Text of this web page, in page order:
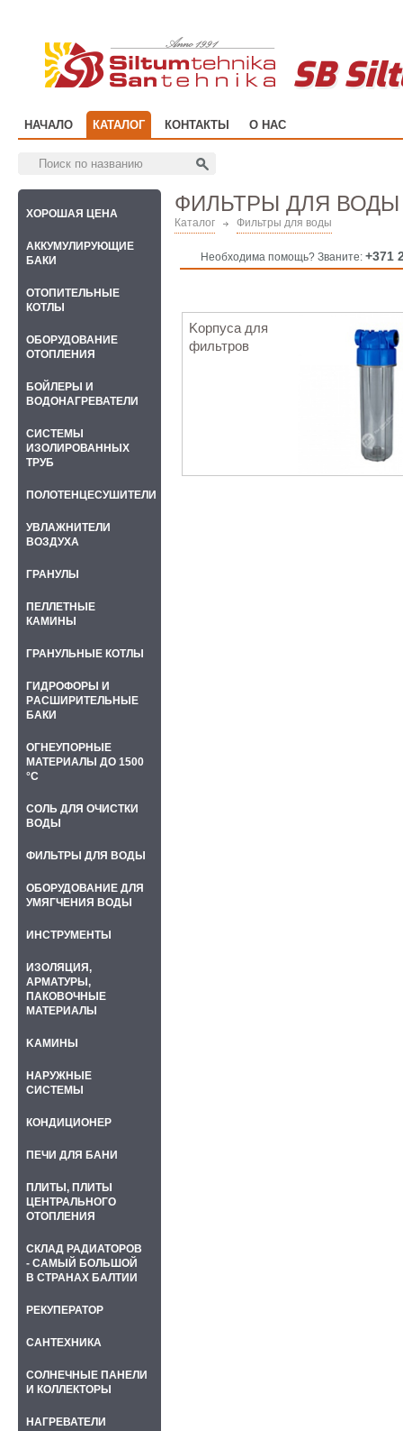
SB
НАЧАЛО КАТАЛОГ КОНТАКТЫ О НАС
ФИЛЬТРЫ ДЛЯ ВОДЫ
Каталог Фильтры для воды
Необходима помощь? Званите: +371
Kорпуса для
фильтров
ХОРОШАЯ ЦЕНА
АККУМУЛИРУЮЩИЕ
БАКИ
OТОПИТЕЛЬНЫЕ
КОТЛЫ
ОБОРУДОВАНИЕ
ОТОПЛЕНИЯ
БОЙЛЕРЫ И
ВОДОНАГРЕВАТЕЛИ
СИСТЕМЫ
ИЗОЛИРОВАННЫХ
ТРУБ
ПОЛОТЕНЦЕСУШИТЕЛИ
УВЛАЖНИТЕЛИ
ВОЗДУХА
ГРАНУЛЫ
ПЕЛЛЕТНЫЕ
КАМИНЫ
ГРАНУЛЬНЫЕ КОТЛЫ
ГИДРОФОРЫ И
PАСШИРИТЕЛЬНЫЕ
БАКИ
ОГНЕУПОРНЫЕ
МАТЕРИАЛЫ ДО 1500
°C
СОЛЬ ДЛЯ ОЧИСТКИ
ВОДЫ
ФИЛЬТРЫ ДЛЯ ВОДЫ
ОБОРУДОВАНИЕ ДЛЯ
УМЯГЧЕНИЯ ВОДЫ
ИНСТРУМЕНТЫ
ИЗОЛЯЦИЯ,
АРМАТУРЫ,
ПАКОВОЧНЫЕ
МАТЕРИАЛЫ
KАМИНЫ
НАРУЖНЫЕ
СИСТЕМЫ
КОНДИЦИОНЕР
ПЕЧИ ДЛЯ БАНИ
ПЛИТЫ, ПЛИТЫ
ЦЕНТРАЛЬНОГО
ОТОПЛЕНИЯ
СКЛАД РАДИАТОРОВ
- САМЫЙ БОЛЬШОЙ
В СТРАНАХ БАЛТИИ
РЕКУПЕРАТОР
САНТЕХНИКА
СОЛНЕЧНЫЕ ПАНЕЛИ
И КОЛЛЕКТОРЫ
НАГРЕВАТЕЛИ